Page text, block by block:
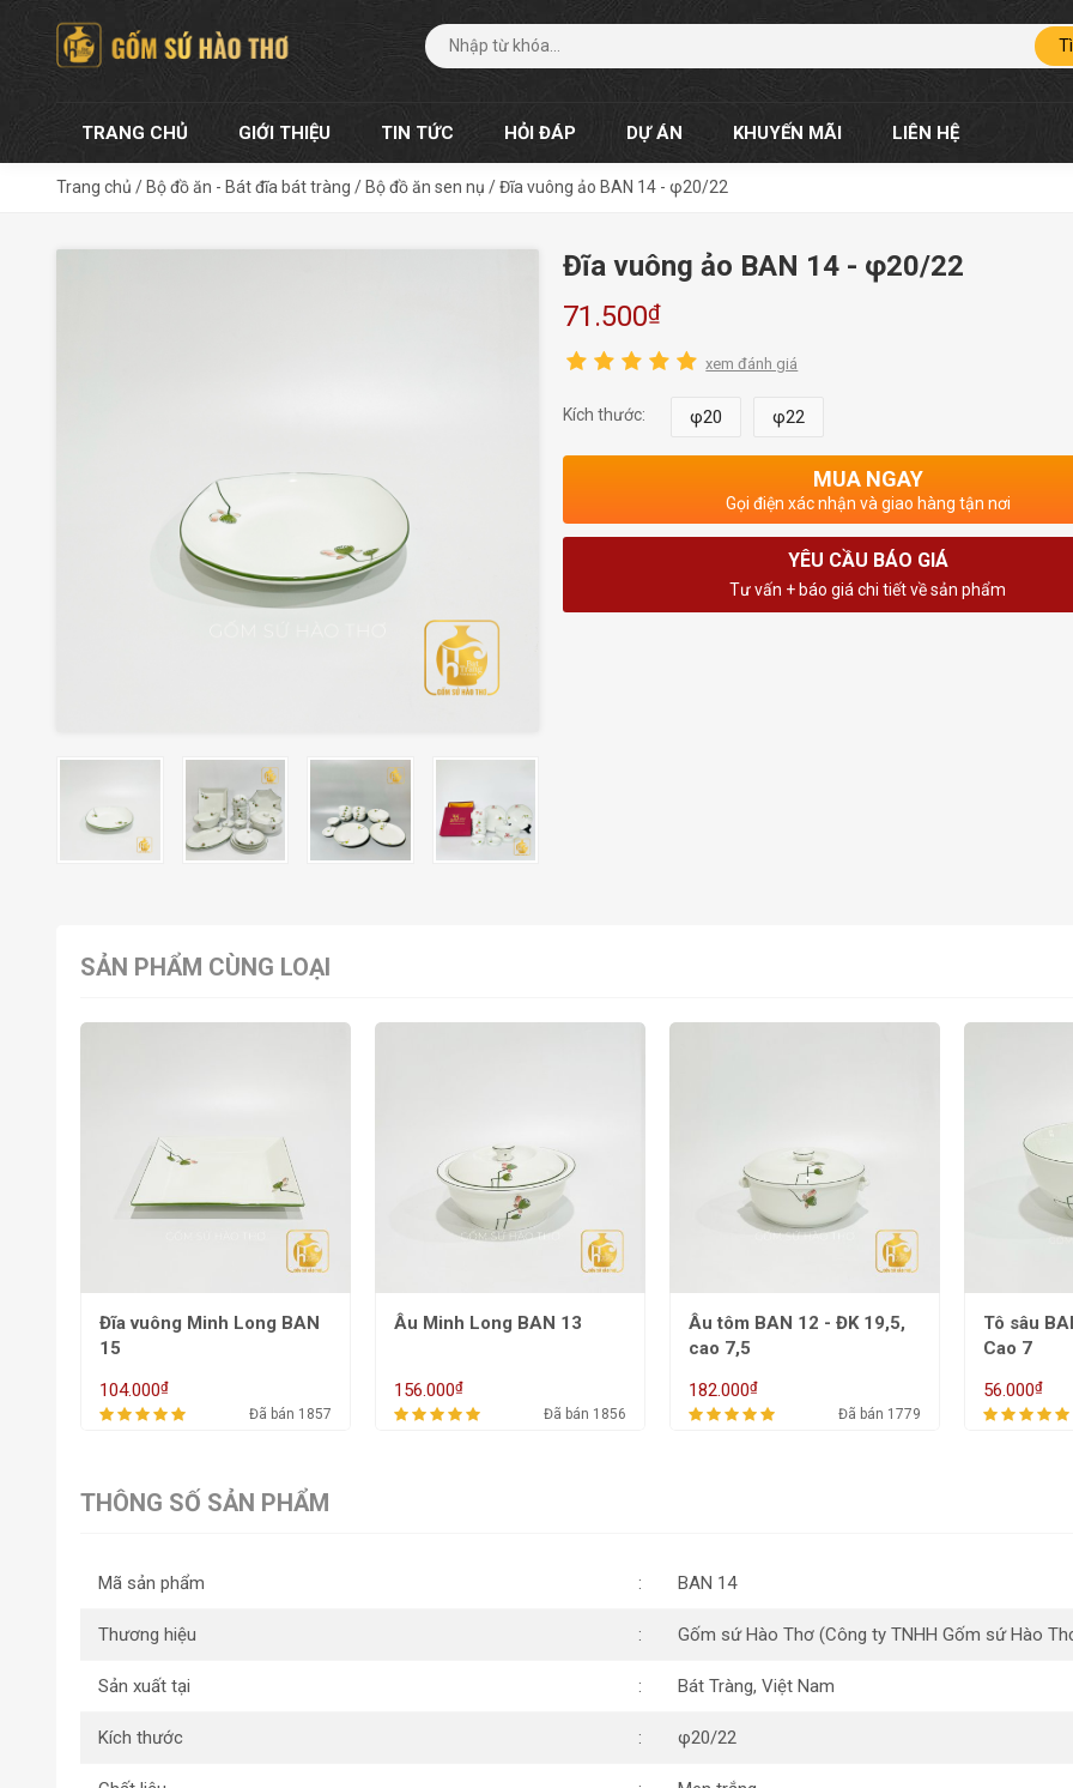
TRANG CHỦ GIỚI THIỆU TIN TỨC HỎI ĐÁP DỰ ÁN KHUYẾN MÃI LIÊN HỆ
Trang chủ / Bộ đồ ăn - Bát đĩa bát tràng / Bộ đồ ăn sen nụ /Đĩa vuông ảo BAN 14 - φ20/22
Đĩa vuông ảo BAN 14 - φ20/22
71.500₫
xem đánh giá
Kích thước: φ20 φ22
MUA NGAY
Gọi điện xác nhận và giao hàng tận nơi
YÊU CẦU BÁO GIÁ
Tư vấn + báo giá chi tiết về sản phẩm
SẢN PHẨM CÙNG LOẠI
Âu Minh Long BAN 13
156.000₫
Đã bán 1856
Âu tôm BAN 12 - ĐK 19,5,
182.000₫
Đã bán 1779
Tô sâu BAN 11 - Đk 16,
Cao 7
56.000₫
Đã bán 1810
Tô nông
cao 6,5
64.000₫
THÔNG SỐ SẢN PHẨM
Mã sản phẩm BAN 14
Thương hiệu Gốm sứ Hào Thơ (Công ty TNHH Gốm sứ Hào
Sản xuất tại Bát Tràng, Việt Nam
Kích thước φ20/22